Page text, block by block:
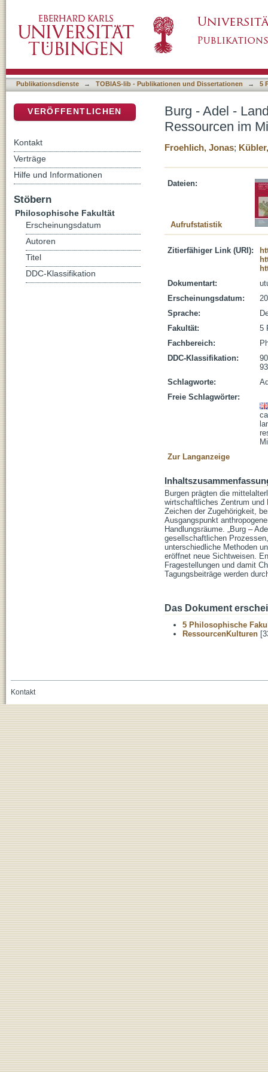
Publikationsdienste → TOBIAS-lib - Publikationen und Dissertationen → 5
Burg - Adel -
Ressourcen im
Froehlich, Jonas;
Dateien:
Aufrufstatistik
Zitierfähiger Link (URI):
Dokumentart:
Erscheinungsdatum:
Sprache:
Fakultät:
5
Fachbereich:
DDC-Klassifikation:
Schlagworte:
Freie Schlagwörter:
Zur Langanzeige
Burgen prägten die
wirtschaftliches Zentrum
Zeichen der Zugehörigkeit,
Ausgangspunkt
Handlungsräume. „Burg –
gesellschaftlichen
unterschiedliche Methoden
eröffnet neue Sichtweisen.
Fragestellungen und damit
Tagungsbeiträge werden
Das Dokument
5 Philosophische
RessourcenKulturen
VERÖFFENTLICHEN
Kontakt
Verträge
Hilfe und Informationen
Stöbern
Philosophische Fakultät
Erscheinungsdatum
Autoren
Titel
DDC-Klassifikation
Kontakt